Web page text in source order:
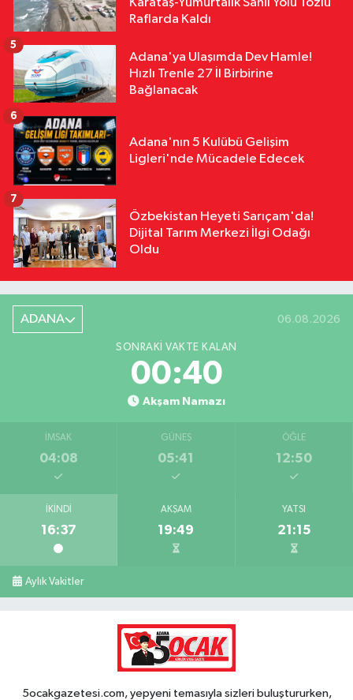
Karataş-Yumurtalık Sahil Yolu Tozlu
Raflarda Kaldı
Adana'ya Ulaşımda Dev Hamle!
Hızlı Trenle 27 İl Birbirine
Bağlanacak
5
Adana'nın 5 Kulübü Gelişim
Ligleri'nde Mücadele Edecek
6
Özbekistan Heyeti Sarıçam'da!
Dijital Tarım Merkezi İlgi Odağı
Oldu
7
ADANA 06.08.2026
SONRAKI VAKTE KALAN
00:39
Akşam Namazı
İMSAK
04:08
GÜNEŞ
05:41
ÖĞLE
12:50
İKINDI
16:37
AKŞAM
19:49
YATSI
21:15
Aylık Vakitler
5ocakgazetesi.com, yepyeni temasıyla sizleri buluştururken,